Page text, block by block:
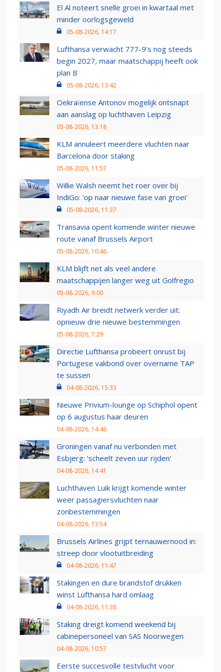
El Al noteert snelle groei in kwartaal met
minder oorlogsgeweld
05-08-2026, 14:17
Lufthansa verwacht 777-9’s nog steeds
begin 2027, maar maatschappij heeft ook
plan B
05-08-2026, 13:42
Oekraïense Antonov mogelijk ontsnapt
aan aanslag op luchthaven Leipzig
05-08-2026, 13:18
KLM annuleert meerdere vluchten naar
Barcelona door staking
05-08-2026, 11:57
Willie Walsh neemt het roer over bij
IndiGo: 'op naar nieuwe fase van groei'
05-08-2026, 11:37
Transavia opent komende winter nieuwe
route vanaf Brussels Airport
05-08-2026, 10:46
KLM blijft net als veel andere
maatschappijen langer weg uit Golfregio
05-08-2026, 9:00
Riyadh Air breidt netwerk verder uit:
opnieuw drie nieuwe bestemmingen
05-08-2026, 7:29
Directie Lufthansa probeert onrust bij
Portugese vakbond over overname TAP
te sussen
04-08-2026, 15:33
Nieuwe Privium-lounge op Schiphol opent
op 6 augustus haar deuren
04-08-2026, 14:46
Groningen vanaf nu verbonden met
Esbjerg: 'scheelt zeven uur rijden'
04-08-2026, 14:41
Luchthaven Luik krijgt komende winter
weer passagiersvluchten naar
zonbestemmingen
04-08-2026, 13:54
Brussels Airlines grijpt ternauwernood in:
streep door vlootuitbreiding
04-08-2026, 11:47
Stakingen en dure brandstof drukken
winst Lufthansa hard omlaag
04-08-2026, 11:38
Staking dreigt komend weekend bij
cabinepersoneel van SAS Noorwegen
04-08-2026, 10:57
Eerste succesvolle testvlucht voor